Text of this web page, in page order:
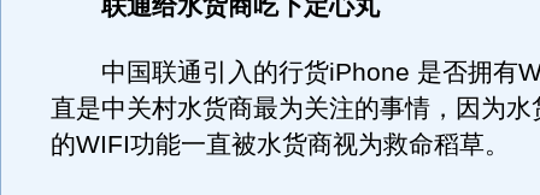
联通给水货商吃下定心丸
中国联通引入的行货iPhone 是否拥有
直是中关村水货商最为关注的事情，因为
的WIFI功能一直被水货商视为救命稻草。